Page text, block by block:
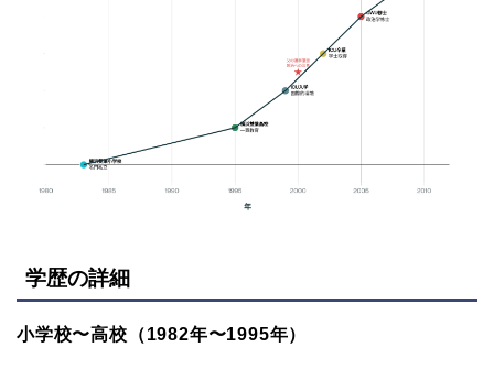
学歴の詳細
小学校〜高校（1982年〜1995年）